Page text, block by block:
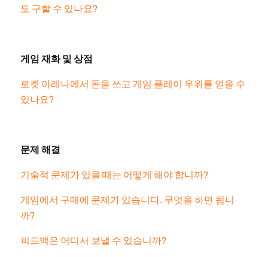
도 구할 수 있나요?
게임 재화 및 상점
로켓 아레나에서 돈을 쓰고 게임 플레이 우위를 얻을 수
있나요?
문제 해결
기술적 문제가 있을 때는 어떻게 해야 합니까?
게임에서 구매에 문제가 있습니다. 무엇을 하면 됩니
까?
피드백은 어디서 보낼 수 있습니까?